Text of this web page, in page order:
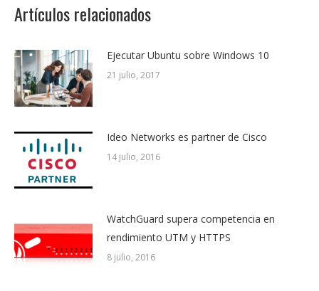
Artículos relacionados
Ejecutar Ubuntu sobre Windows 10
21 julio, 2017
Ideo Networks es partner de Cisco
14 julio, 2016
WatchGuard supera competencia en
rendimiento UTM y HTTPS
8 julio, 2016